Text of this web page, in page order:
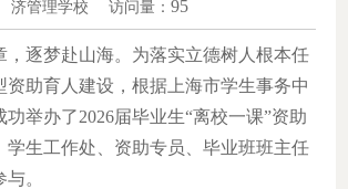
济管理学校 访问量： 95
逐梦赴山海。为落实立德树人根本任
资助育人建设，根据上海市学生事务中
举办了2026届毕业生“离校一课”资助
学生工作处、资助专员、毕业班班主任
。